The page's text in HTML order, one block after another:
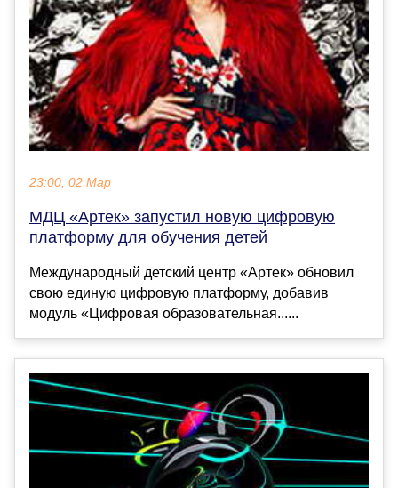
23:00, 02 Мар
МДЦ «Артек» запустил новую цифровую
платформу для обучения детей
Международный детский центр «Артек» обновил
свою единую цифровую платформу, добавив
модуль «Цифровая образовательная......